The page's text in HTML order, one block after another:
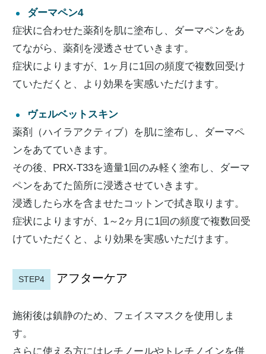
ダーマペン4
症状に合わせた薬剤を肌に塗布し、ダーマペンをあ
てながら、薬剤を浸透させていきます。
症状によりますが、1ヶ月に1回の頻度で複数回受け
ていただくと、より効果を実感いただけます。
ヴェルベットスキン
薬剤（ハイラアクティブ）を肌に塗布し、ダーマペ
ンをあてていきます。
その後、PRX-T33を適量1回のみ軽く塗布し、ダーマ
ペンをあてた箇所に浸透させていきます。
浸透したら水を含ませたコットンで拭き取ります。
症状によりますが、1～2ヶ月に1回の頻度で複数回受
けていただくと、より効果を実感いただけます。
STEP4 アフターケア
施術後は鎮静のため、フェイスマスクを使用しま
す。
さらに使える方にはレチノールやトレチノインを併